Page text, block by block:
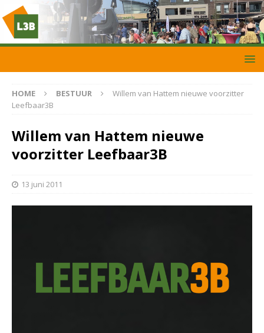
HOME BESTUUR
Willem van Hattem nieuwe voorzitter
Leefbaar3B
Willem van Hattem nieuwe
voorzitter Leefbaar3B
13 juni 2011